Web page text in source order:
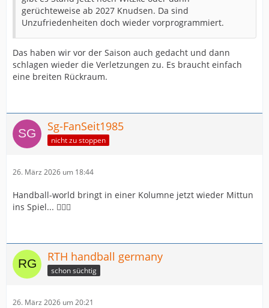
gerüchteweise ab 2027 Knudsen. Da sind
Unzufriedenheiten doch wieder vorprogrammiert.
Das haben wir vor der Saison auch gedacht und dann
schlagen wieder die Verletzungen zu. Es braucht einfach
eine breiten Rückraum.
Sg-FanSeit1985
nicht zu stoppen
26. März 2026 um 18:44
Handball-world bringt in einer Kolumne jetzt wieder Mittun
ins Spiel... 🤷🏼‍♂️
RTH handball germany
schon süchtig
26. März 2026 um 20:21